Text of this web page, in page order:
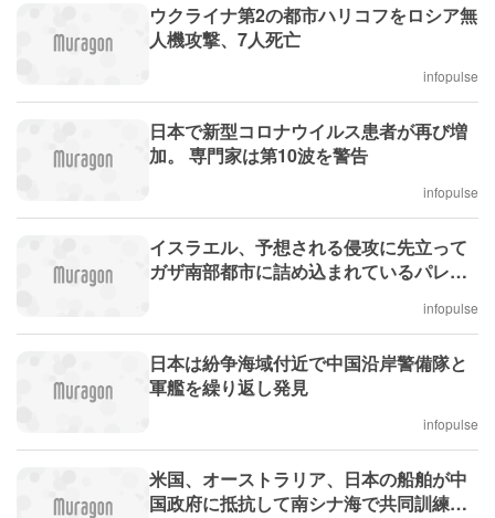
ウクライナ第2の都市ハリコフをロシア無
人機攻撃、7人死亡
infopulse
日本で新型コロナウイルス患者が再び増
加。 専門家は第10波を警告
infopulse
イスラエル、予想される侵攻に先立って
ガザ南部都市に詰め込まれているパレス
infopulse
日本は紛争海域付近で中国沿岸警備隊と
軍艦を繰り返し発見
infopulse
米国、オーストラリア、日本の船舶が中
国政府に抵抗して南シナ海で共同訓練を